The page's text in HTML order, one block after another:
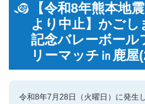
【令和8年熊本地
より中止】かごし
記念バレーボール
リーマッチ㏌鹿屋
令和8年7月28日（火曜日）に発生